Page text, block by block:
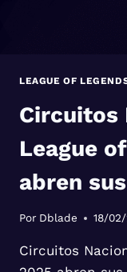
LEAGUE OF
Circuitos
League
abren
Por Dblade 18/
Circuitos